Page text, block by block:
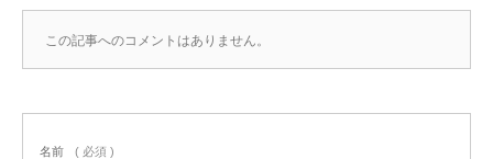
この記事へのコメントはありません。
名前 ( 必須 )